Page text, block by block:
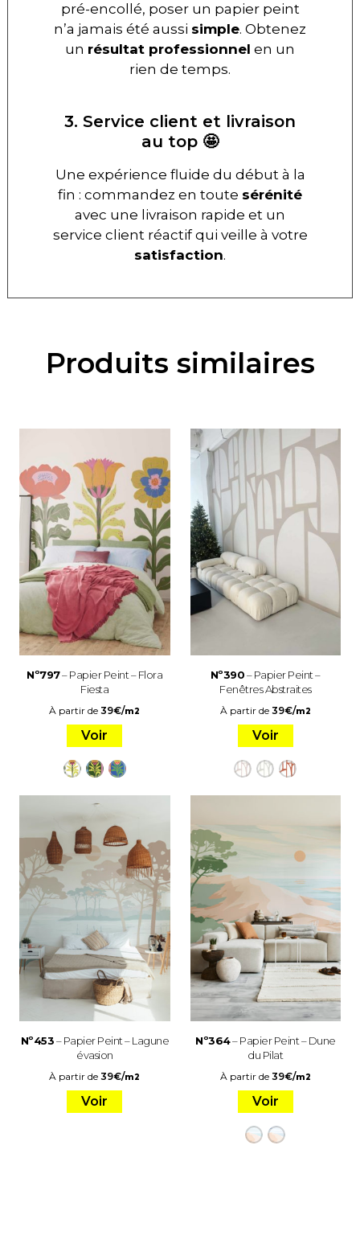
pré-encollé, poser un papier peint
n’a jamais été aussi simple. Obtenez
un résultat professionnel en un
rien de temps.
3. Service client et livraison
au top 🤩
Une expérience fluide du début à la
fin : commandez en toute sérénité
avec une livraison rapide et un
service client réactif qui veille à votre
satisfaction.
Produits similaires
Nº797– Papier Peint – Flora
Fiesta
À partir de39€/m2
Voir
Nº390– Papier Peint –
Fenêtres Abstraites
À partir de 39€/m2
Voir
Nº453– Papier Peint – Lagune
évasion
À partir de39€/m2
Voir
Nº364– Papier Peint – Dune
du Pilat
À partir de 39€/m2
Voir